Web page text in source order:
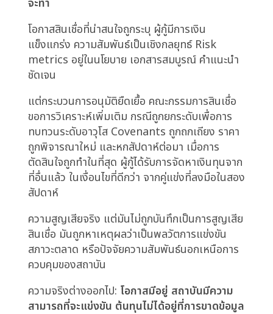
เชื่อ Default rates ถูกติดตาม Provisions ถูก
สร้างโมเดล สินเชื่อที่ไม่ก่อให้เกิดรายได้ถูกรายงาน
และตรวจสอบอย่างละเอียด ทุก basis point ของ
การเสื่อมสภาพสินเชื่อถูกวิเคราะห์ อธิบาย และ
จัดการ
แต่มีต้นทุนหนึ่งที่ไม่ค่อยปรากฏในรายงานความ
เสี่ยงใดๆ:ต้นทุนของโอกาสที่สูญเสียไม่ใช่เพราะ
การตัดสินใจผิด แต่เพราะมันใช้เวลานานเกินไปที่
จะทำ
โอกาสสินเชื่อที่น่าสนใจถูกระบุ ผู้กู้มีการเงิน
แข็งแกร่ง ความสัมพันธ์เป็นเชิงกลยุทธ์ Risk
metrics อยู่ในนโยบาย เอกสารสมบูรณ์ คำแนะนำ
ชัดเจน
แต่กระบวนการอนุมัติยืดเยื้อ คณะกรรมการสินเชื่อ
ขอการวิเคราะห์เพิ่มเติม กรณีถูกยกระดับเพื่อการ